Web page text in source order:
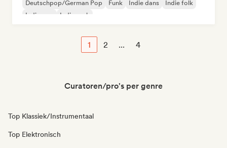
Deutschpop/German Pop Funk Indie dans
Indie folk
Indie pop
Indie rock
1 2 ... 4
Curatoren/pro's per genre
Top Klassiek/Instrumentaal
Top Elektronisch